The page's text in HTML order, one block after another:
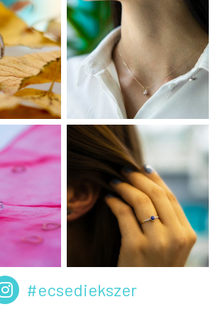
#ecsediekszer